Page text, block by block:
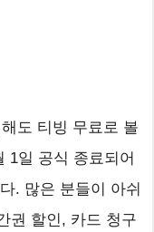
도 티빙 무료로 볼
1일 공식 종료되어
. 많은 분들이 아쉬
권 할인, 카드 청구